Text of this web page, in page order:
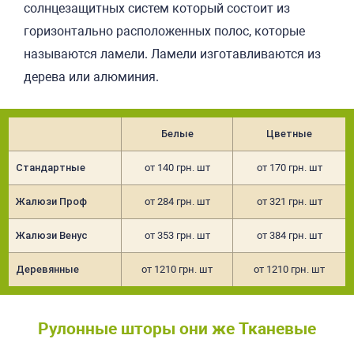
солнцезащитных систем который состоит из
горизонтально расположенных полос, которые
называются ламели. Ламели изготавливаются из
дерева или алюминия.
Белые Цветные
Стандартные от 140 грн. шт от 170 грн. шт
Жалюзи Проф от 284 грн. шт от 321 грн. шт
Жалюзи Венус от 353 грн. шт от 384 грн. шт
Деревянные от 1210 грн. шт от 1210 грн. шт
Рулонные шторы они же Тканевые